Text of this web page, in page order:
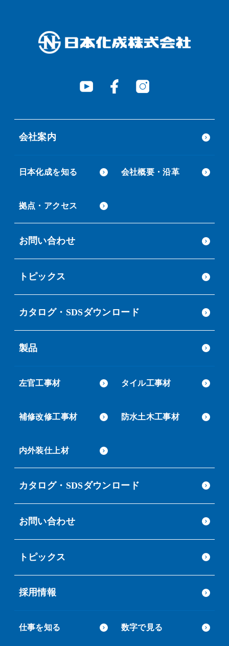
会社案内
日本化成を知る 会社概要・沿革
拠点・アクセス
お問い合わせ
トピックス
カタログ・SDSダウンロード
製品
左官工事材 タイル工事材
補修改修工事材 防水土木工事材
内外装仕上材
カタログ・SDSダウンロード
お問い合わせ
トピックス
採用情報
仕事を知る 数字で見る